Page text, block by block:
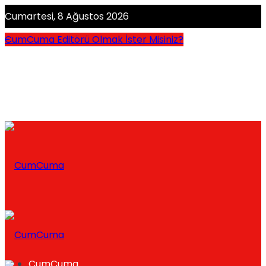
Cumartesi, 8 Ağustos 2026
CumCuma Editörü Olmak İster Misiniz?